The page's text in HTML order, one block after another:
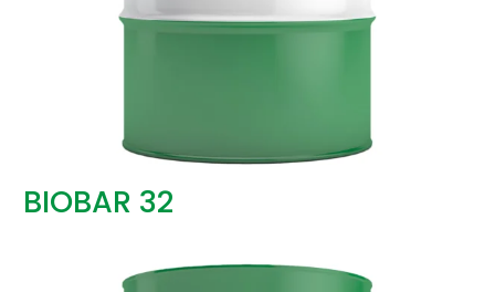
BIOBAR 32